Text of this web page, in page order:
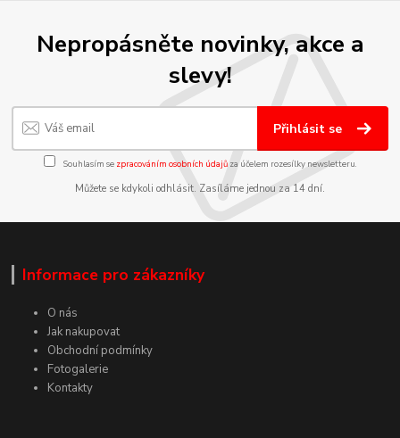
Nepropásněte novinky, akce a
slevy!
Přihlásit se
Souhlasím se zpracováním osobních údajůza účelem rozesílky newsletteru.
Můžete se kdykoli odhlásit. Zasíláme jednou za 14 dní.
Informace pro zákazníky
O nás
Jak nakupovat
Obchodní podmínky
Fotogalerie
Kontakty